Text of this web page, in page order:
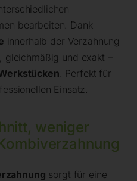
bearbeiten. Dank
innerhalb der Verzahnung
und exakt –
. Perfekt für
Einsatz.
weniger
sorgt für eine